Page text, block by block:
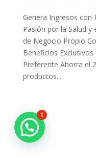
Genera Ingresos con
Pasión por la Salud
de Negocio Propio
Beneficios
Preferente Ahorra el
productos...
1